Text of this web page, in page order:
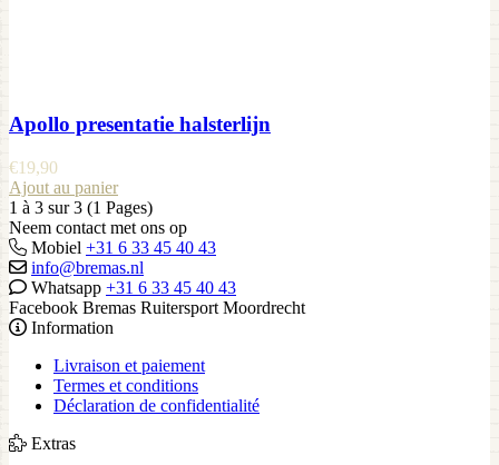
Apollo presentatie halsterlijn
€19,90
Ajout au panier
1 à 3 sur 3 (1 Pages)
Neem contact met ons op
Mobiel +31 6 33 45 40 43
info@bremas.nl
Whatsapp +31 6 33 45 40 43
Facebook Bremas Ruitersport Moordrecht
Information
Livraison et paiement
Termes et conditions
Déclaration de confidentialité
Extras